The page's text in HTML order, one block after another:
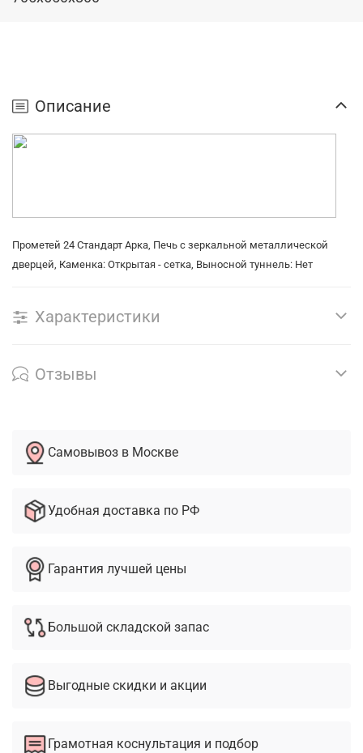
Описание
Прометей 24 Стандарт Арка, Печь с зеркальной металлической
дверцей, Каменка: Открытая - сетка, Выносной туннель: Нет
Характеристики
Отзывы
Самовывоз в Москве
Удобная доставка по РФ
Гарантия лучшей цены
Большой складской запас
Выгодные скидки и акции
Грамотная коснультация и подбор